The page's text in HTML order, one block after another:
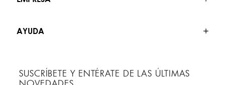
AYUDA
SUSCRÍBETE Y ENTÉRATE DE LAS ÚLTIMAS